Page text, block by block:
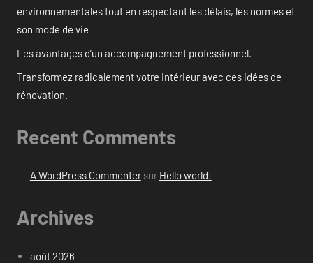
environnementales tout en respectant les délais, les normes et
son mode de vie
Les avantages d’un accompagnement professionnel.
Transformez radicalement votre intérieur avec ces idées de
rénovation.
Recent Comments
A WordPress Commentersur Hello world!
Archives
août 2026